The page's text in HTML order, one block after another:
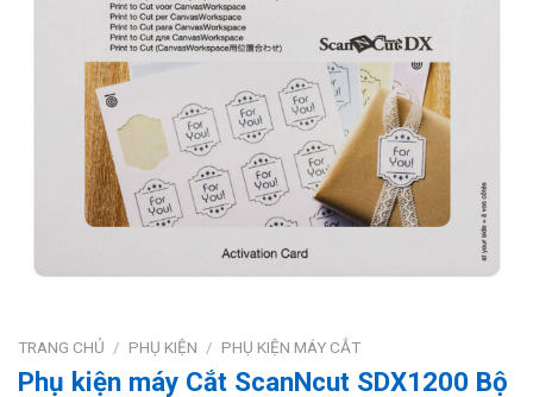
TRANG CHỦ / PHỤ KIỆN / PHỤ KIỆN MÁY CẮT
Phụ kiện máy Cắt ScanNcut SDX1200 Bộ